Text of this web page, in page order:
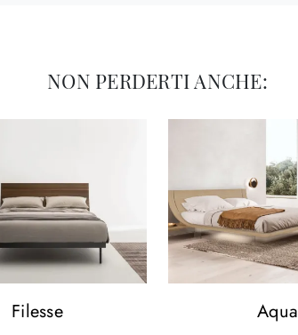
NON PERDERTI ANCHE:
Filesse Aqua